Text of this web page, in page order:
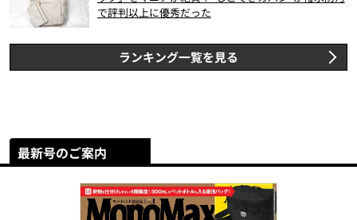
で評判以上に優秀だった
ランキング一覧を見る
最新号のご案内